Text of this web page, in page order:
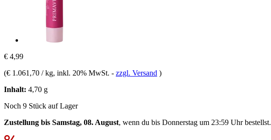
€ 4,99
(€ 1.061,70 / kg, inkl. 20% MwSt. - zzgl. Versand )
Inhalt: 4,70 g
Noch 9 Stück auf Lager
Zustellung bis Samstag, 08. August, wenn du bis Donnerstag um 23:59 Uhrbestellst.